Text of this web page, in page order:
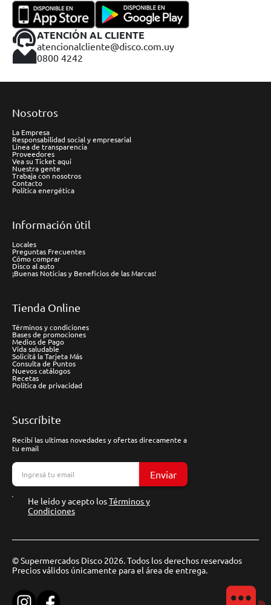
ATENCIÓN AL CLIENTE
atencionalcliente@disco.com.uy
0800 4242
Nosotros
La Empresa
Responsabilidad social y empresarial
Línea de transparencia
Proveedores
Vea su Ticket aquí
Nuestra gente
Trabaja con nosotros
Contacto
Política energética
Información útil
Locales
Preguntas Frecuentes
Cómo comprar
Disco al auto
¡Buenas Noticias y Beneficios de las Marcas!
Tienda Online
Términos y condiciones
Bases de promociones
Medios de Pago
Vida saludable
Solicitá la Tarjeta Más
Consulta de Puntos
Nuevos catálogos
Recetas
Política de privacidad
Suscríbite
Recibí las ultimas novedades y ofertas direcamente a
tu email
Enviar
He leído y acepto losTérminos y
Condiciones
© Supermercados Disco 2026. Todos los derechos reservados
Precios válidos únicamente para el área de entrega.